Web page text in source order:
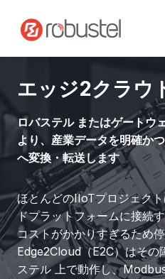
ン
ス
エッジ2クラウ
ロバステル またはゲートウ
より、産業データを明確か
へ変換・転送します
ほとんどのIIoTプロジェク
ドプラットフォームに接続
コストがかかりすぎるため停
Edge2Cloud（E2C）はその
ステル 上で動作し、